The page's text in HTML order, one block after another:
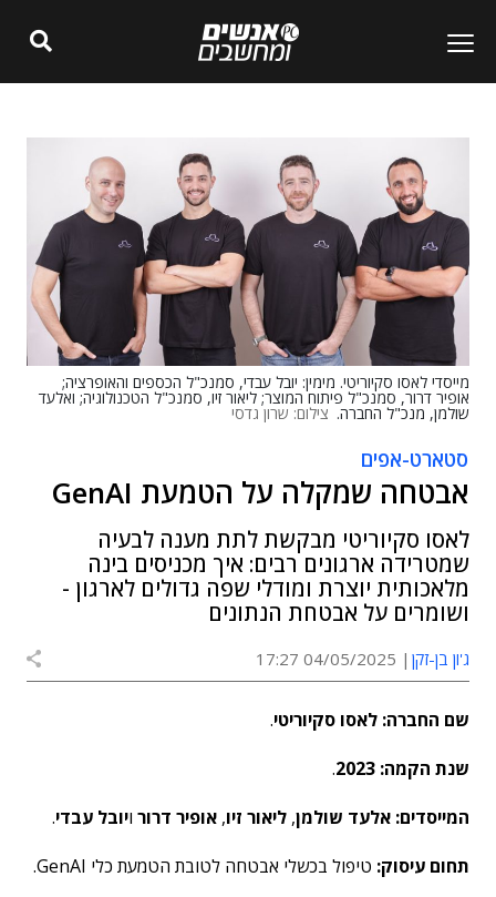
מייסדי לאסו סקיוריטי. מימין: יובל עבדי, סמנכ"ל הכספים והאופרציה;
אופיר דרור, סמנכ"ל פיתוח המוצר; ליאור זיו, סמנכ"ל הטכנולוגיה; ואלעד
שולמן, מנכ"ל החברה. צילום: שרון גדסי
סטארט-אפים
אבטחה שמקלה על הטמעת GenAI
לאסו סקיוריטי מבקשת לתת מענה לבעיה
שמטרידה ארגונים רבים: איך מכניסים בינה
מלאכותית יוצרת ומודלי שפה גדולים לארגון -
ושומרים על אבטחת הנתונים
ג'ון בן-זקן 04/05/2025 17:27
שם החברה: לאסו סקיוריטי.
שנת הקמה: 2023
.
המייסדים: אלעד שולמן, ליאור זיו, אופיר דרור ויובל עבדי.
תחום עיסוק: טיפול בכשלי אבטחה לטובת הטמעת כלי GenAI.